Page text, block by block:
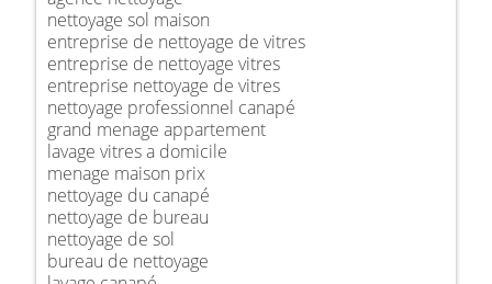
nettoyage sol maison
entreprise de nettoyage de vitres
entreprise de nettoyage vitres
entreprise nettoyage de vitres
nettoyage professionnel canapé
grand menage appartement
lavage vitres a domicile
menage maison prix
nettoyage du canapé
nettoyage de bureau
nettoyage de sol
bureau de nettoyage